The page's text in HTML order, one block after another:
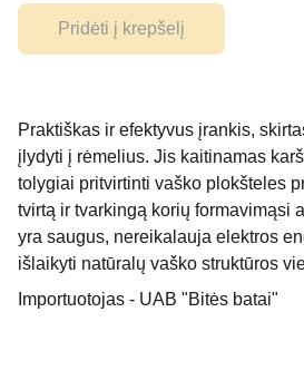
Pridėti į krepšelį
Praktiškas ir efektyvus įrankis,
įlydyti į rėmelius. Jis kaitinamas
tolygiai pritvirtinti vaško plokšteles
tvirtą ir tvarkingą korių formavimąsi
yra saugus, nereikalauja elektros
išlaikyti natūralų vaško struktūros
Importuotojas - UAB "Bitės batai"